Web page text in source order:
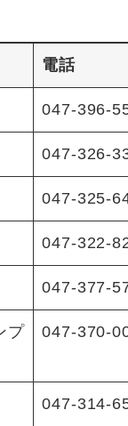
電話
047-396-
047-326-
047-325-
047-322-
047-377-
プ
047-370-
047-314-